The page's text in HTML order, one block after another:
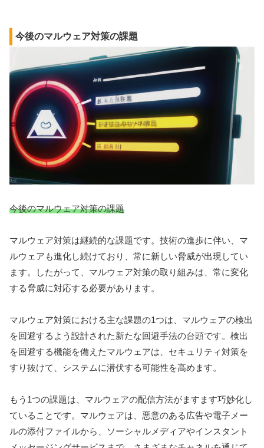
今後のマルウェア対策の課題
今後のマルウェア対策の課題
マルウェア対策は継続的な課題です。技術の進歩に伴い、マ
ルウェアも進化し続けており、常に新しい脅威が出現してい
ます。したがって、マルウェア対策の取り組みは、常に変化
する脅威に対応する必要があります。
マルウェア対策における主な課題の1つは、マルウェアの検出
を回避するよう設計された新たな回避手法の台頭です。検出
を回避する機能を備えたマルウェアは、セキュリティ対策を
すり抜けて、システムに潜伏する可能性を高めます。
もう1つの課題は、マルウェアの配信方法がますます巧妙化し
ていることです。マルウェアは、悪意のある広告や電子メー
ルの添付ファイルから、ソーシャルメディアやインスタント